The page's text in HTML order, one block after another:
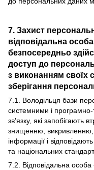
7. Захист
відповідальна
безпосередньо
доступ до
з виконанням своїх
зберігання
7.1. Володільця бази
системними і
зв’язку, які запобігають
знищенню,
інформації і
та національних
7.2. Відповідальна особа